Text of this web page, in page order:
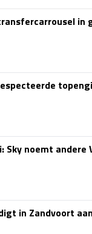
in
Sky noemt
in Zandvoort